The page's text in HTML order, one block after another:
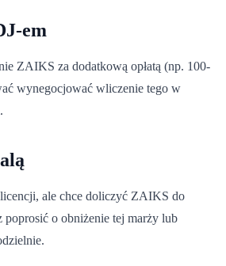
em
ZAIKS za dodatkową opłatą (np. 100-
wynegocjować wliczenie tego w
licencji, ale chce doliczyć ZAIKS do
poprosić o obniżenie tej marży lub